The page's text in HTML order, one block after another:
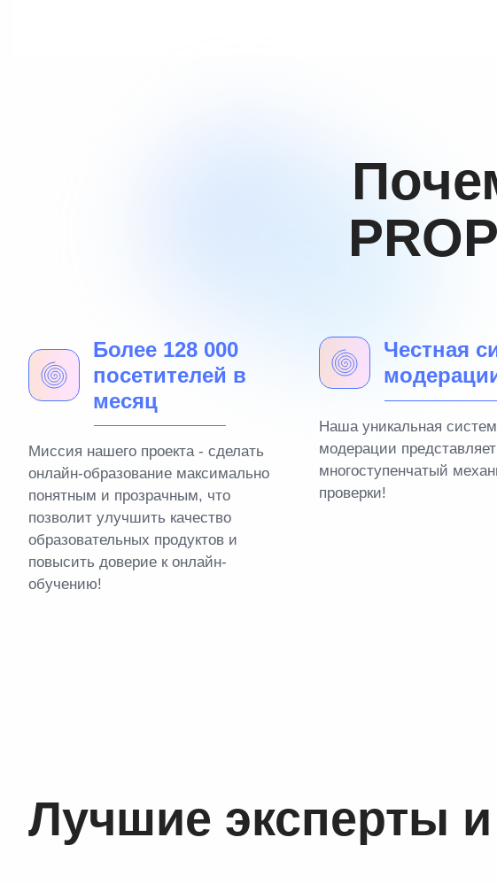
Более 128 000
посетителей в
месяц
Миссия нашего проекта - сделать
онлайн-образование максимально
понятным и прозрачным, что
позволит улучшить качество
образовательных продуктов и
повысить доверие к онлайн-
обучению!
Честная
Наша уникальная
модерации
многоступенчатый
проверки!
Лучшие эксперты